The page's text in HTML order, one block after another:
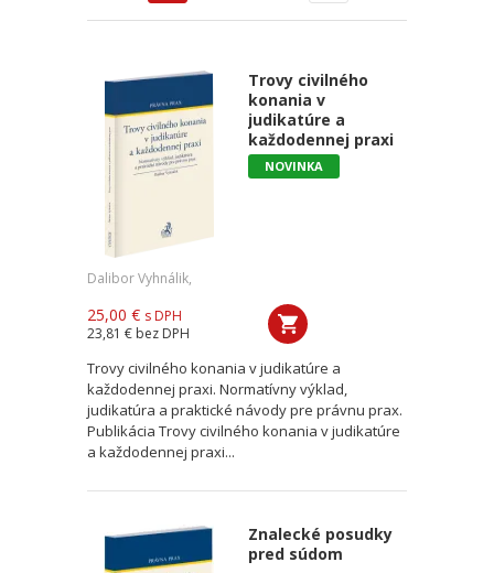
Trovy civilného
konania v
judikatúre a
každodennej praxi
NOVINKA
Dalibor Vyhnálik,
25,00 € s DPH
23,81 € bez DPH
Trovy civilného konania v judikatúre a
každodennej praxi. Normatívny výklad,
judikatúra a praktické návody pre právnu prax.
Publikácia Trovy civilného konania v judikatúre
a každodennej praxi...
Znalecké posudky
pred súdom